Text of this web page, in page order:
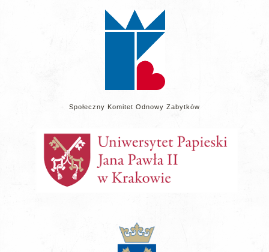
Społeczny Komitet Odnowy Zabytków